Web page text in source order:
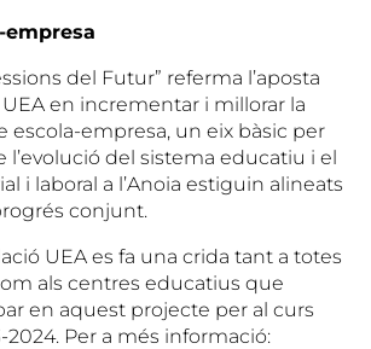
empresa
del Futur” referma l’aposta
en incrementar i millorar la
escola-empresa, un eix bàsic per
l’evolució del sistema educatiu i el
i laboral a l’Anoia estiguin alineats
conjunt.
UEA es fa una crida tant a totes
als centres educatius que
en aquest projecte per al curs
2024. Per a més informació: